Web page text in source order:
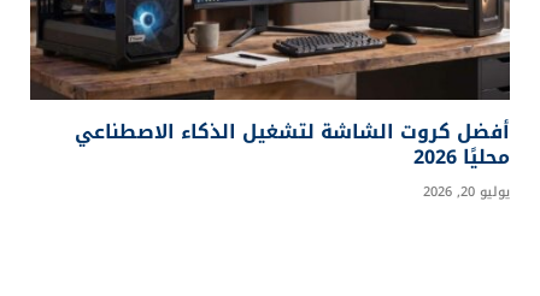
خبراء الذكاء الاصطناعي يطالبون بآلية لإبطاء التطور
يوليو 30, 2026